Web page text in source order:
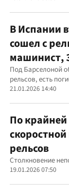
В Испании
сошел с
машинист,
Под Барселоной
рельсов, есть
21.01.2026 14:40
По
рельсов
Столкновение
19.01.2026 07:50